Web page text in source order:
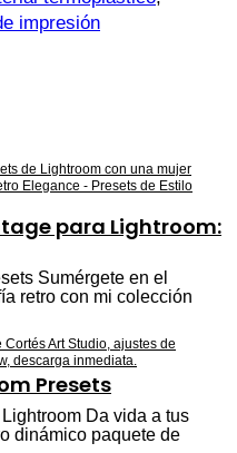
impresión
para Lightroom:
Sumérgete en el
retro con mi colección
Presets
Da vida a tus
dinámico paquete de